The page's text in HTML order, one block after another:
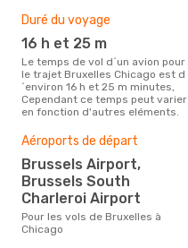
Duré du voyage
16 h et 25 m
Le temps de vol d´un avion pour
le trajet Bruxelles Chicago est d
´environ 16 h et 25 m minutes,
Cependant ce temps peut varier
en fonction d'autres eléments.
Aéroports de départ
Brussels Airport,
Brussels South
Charleroi Airport
Pour les vols de Bruxelles à
Chicago